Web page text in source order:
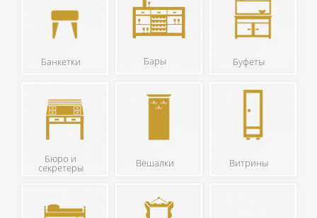
Банкетки Бары Буфеты
Бюро и
секретеры Вешалки Витрины